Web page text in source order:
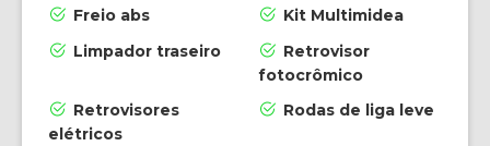
Freio abs
Kit Multimidea
Limpador traseiro
Retrovisor
fotocrômico
Retrovisores
elétricos
Rodas de liga leve